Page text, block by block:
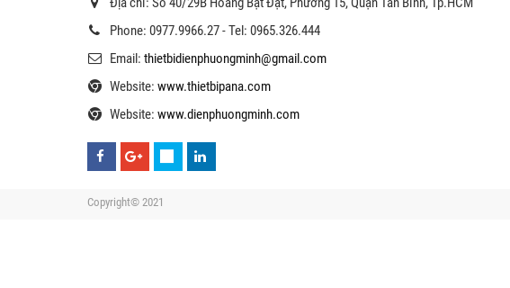
Phone: 0977.9966.27 - Tel: 0965.326.444
Email: thietbidienphuongminh@gmail.com
Website: www.thietbipana.com
Website: www.dienphuongminh.com
Copyright© 2021